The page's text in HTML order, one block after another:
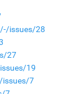
issues/28
27
19
issues/7